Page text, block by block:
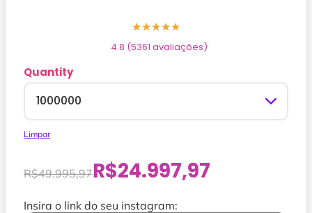
★★★★★
4.8 (5361 avaliações)
Quantity
Limpar
R$49.995,97R$24.997,97
Insira o link do seu instagram: